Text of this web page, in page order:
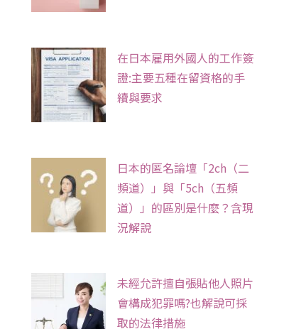
在日本雇用外國人的工作簽
證:主要五種在留資格的手
續與要求
日本的匿名論壇「2ch（二
頻道）」與「5ch（五頻
道）」的區別是什麼？含現
況解說
未經允許擅自張貼他人照片
會構成犯罪嗎?也解說可採
取的法律措施